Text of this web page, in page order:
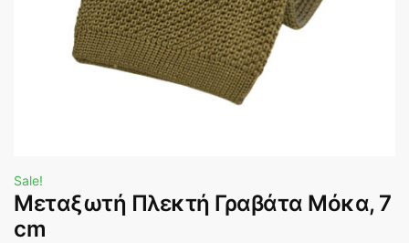
Sale!
Μεταξωτή Πλεκτή Γραβάτα Μόκα, 7
cm